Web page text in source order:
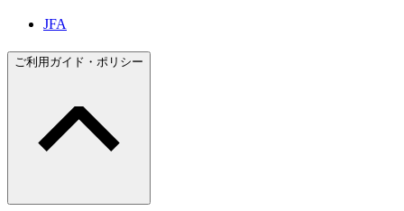
JFA
ご利用ガイド・ポリシー